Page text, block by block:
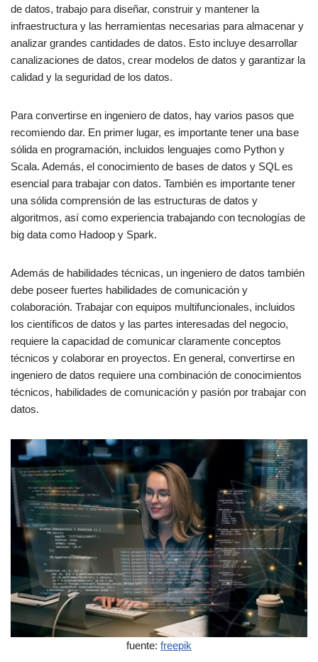
de datos, trabajo para diseñar, construir y mantener la
infraestructura y las herramientas necesarias para almacenar y
analizar grandes cantidades de datos. Esto incluye desarrollar
canalizaciones de datos, crear modelos de datos y garantizar la
calidad y la seguridad de los datos.
Para convertirse en ingeniero de datos, hay varios pasos que
recomiendo dar. En primer lugar, es importante tener una base
sólida en programación, incluidos lenguajes como Python y
Scala. Además, el conocimiento de bases de datos y SQL es
esencial para trabajar con datos. También es importante tener
una sólida comprensión de las estructuras de datos y
algoritmos, así como experiencia trabajando con tecnologías de
big data como Hadoop y Spark.
Además de habilidades técnicas, un ingeniero de datos también
debe poseer fuertes habilidades de comunicación y
colaboración. Trabajar con equipos multifuncionales, incluidos
los científicos de datos y las partes interesadas del negocio,
requiere la capacidad de comunicar claramente conceptos
técnicos y colaborar en proyectos. En general, convertirse en
ingeniero de datos requiere una combinación de conocimientos
técnicos, habilidades de comunicación y pasión por trabajar con
datos.
fuente: freepik